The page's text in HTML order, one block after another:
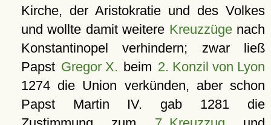
Kirche, der Aristokratie und des Volkes
und wollte damit weitere Kreuzzügenach
Konstantinopel verhindern; zwar ließ
Papst Gregor X. beim 2. Konzil von Lyon
1274 die Union verkünden, aber schon
Papst Martin IV. gab 1281 die